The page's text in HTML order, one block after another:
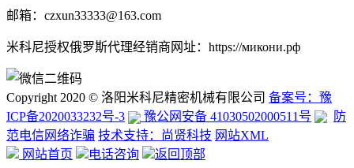
邮箱：czxun33333@163.com
米科尼授权俄罗斯代理经销商网址：https://микони.рф
Copyright 2020 © 洛阳米科尼精密机械有限公司 备案号：豫
ICP备2020033232号-3
豫公网安备 41030502000511号
防
范电信网络诈骗 技术支持：尚贤科技 网站XML
网站首页
电话咨询 返回顶部